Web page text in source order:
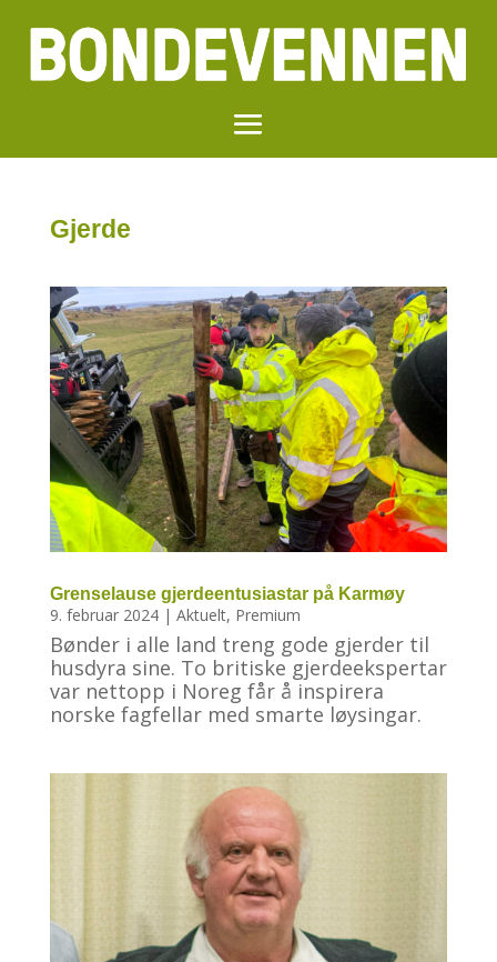
Gjerde
Grenselause gjerdeentusiastar på Karmøy
9. februar 2024| Aktuelt, Premium
Bønder i alle land treng gode gjerder til
husdyra sine. To britiske gjerdeekspertar
var nettopp i Noreg får å inspirera
norske fagfellar med smarte løysingar.